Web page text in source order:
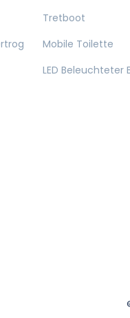
Tretboot
Mobile Toilette
LED Beleuchteter